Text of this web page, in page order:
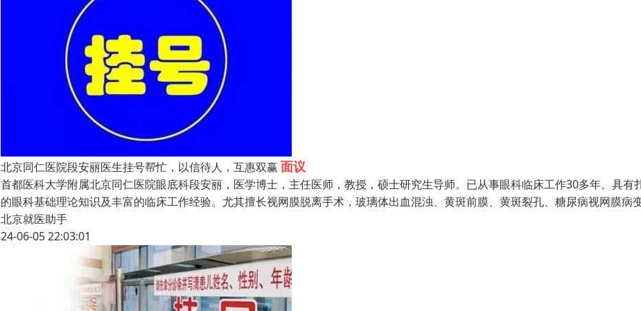
北京同仁医院段安丽医生挂号帮忙，以信待人，互惠双赢面议
首都医科大学附属北京同仁医院眼底科段安丽，医学博士，主任医师，教授，硕士研究生导师。已从事眼科临床工作30多年。具有
的眼科基础理论知识及丰富的临床工作经验。尤其擅长视网膜脱离手术，玻璃体出血混浊、黄斑前膜、黄斑裂孔、糖尿病视网膜病
北京就医助手
24-06-05 22:03:01